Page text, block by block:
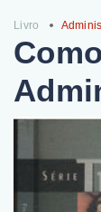
Livro